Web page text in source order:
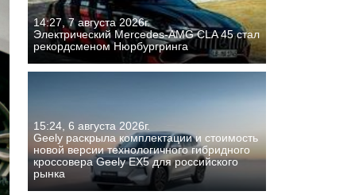
14:27, 7 августа 2026г.
Электрический Mercedes-AMG CLA 45 стал
рекордсменом Нюрбургринга
15:24, 6 августа 2026г.
Geely раскрыла комплектации и стоимость
новой версии технологичного гибридного
кроссовера Geely EX5 для российского
рынка